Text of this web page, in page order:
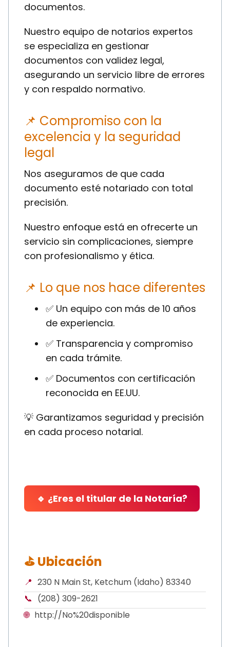
documentos.
Nuestro equipo de notarios expertos
se especializa en gestionar
documentos con validez legal,
asegurando un servicio libre de errores
y con respaldo normativo.
📌 Compromiso con la
excelencia y la seguridad
legal
Nos aseguramos de que cada
documento esté notariado con total
precisión.
Nuestro enfoque está en ofrecerte un
servicio sin complicaciones, siempre
con profesionalismo y ética.
📌 Lo que nos hace diferentes
✅ Un equipo con más de 10 años
de experiencia.
✅ Transparencia y compromiso
en cada trámite.
✅ Documentos con certificación
reconocida en EE.UU.
💡 Garantizamos seguridad y precisión
en cada proceso notarial.
🔹 ¿Eres el titular de la Notaría?
⛳ Ubicación
📍 230 N Main St, Ketchum (Idaho) 83340
📞 (208) 309-2621
🌐 http://No%20disponible